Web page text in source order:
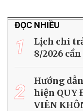
ĐỌC NHIỀU
1
Lịch chi
8/2026
2
Hướng
hiện QUY
VIÊN